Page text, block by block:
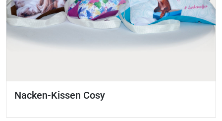
Nacken-Kissen Cosy